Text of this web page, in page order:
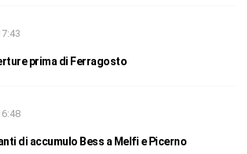
prima di Ferragosto
di accumulo Bess a Melfi e Picerno